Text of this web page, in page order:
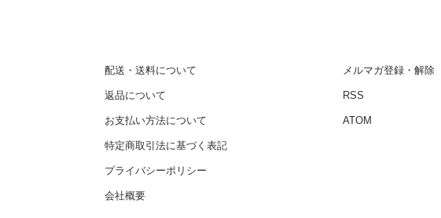
配送・送料について
返品について
お支払い方法について
特定商取引法に基づく表記
プライバシーポリシー
会社概要
メルマガ登録・解除
RSS
ATOM